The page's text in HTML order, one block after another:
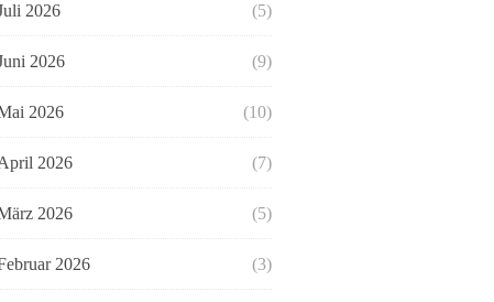
2026 (5)
2026 (9)
2026 (10)
2026 (7)
2026 (5)
2026 (3)